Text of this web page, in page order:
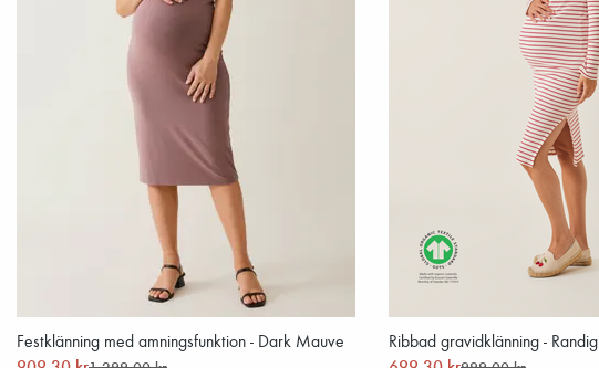
Festklänning med amningsfunktion - Dark Mauve Ribbad gravidklänning - Randig